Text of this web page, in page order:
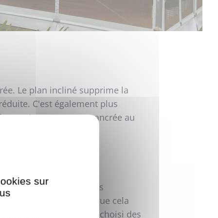
Le plan incliné supprime la
C'est également plus
La structure est ancrée au
la confier à des
de mobiliers afin que cela
les mariés ont choisi des
sur